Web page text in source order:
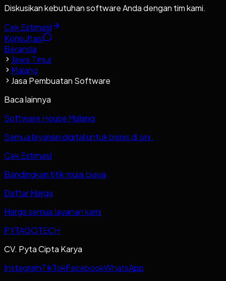
Diskusikan kebutuhan software Anda dengan tim kami.
Cek Estimasi
Konsultasi
Beranda
Jawa Timur
Malang
Jasa Pembuatan Software
Baca lainnya
Software House Malang
Semua layanan digital untuk bisnis di sini.
Cek Estimasi
Bandingkan titik mulai biaya
Daftar Harga
Harga semua layanan kami
PYTAGOTECH
CV. Pyta Cipta Karya
InstagramTikTokFacebookWhatsApp